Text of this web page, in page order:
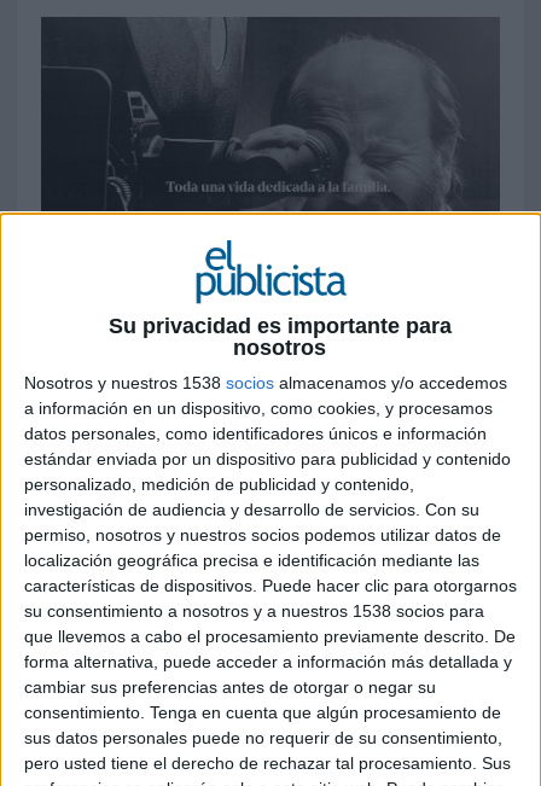
Su privacidad es importante para
nosotros
Nosotros y nuestros 1538 socios almacenamos y/o accedemos
a información en un dispositivo, como cookies, y procesamos
datos personales, como identificadores únicos e información
estándar enviada por un dispositivo para publicidad y contenido
personalizado, medición de publicidad y contenido,
investigación de audiencia y desarrollo de servicios. Con su
permiso, nosotros y nuestros socios podemos utilizar datos de
localización geográfica precisa e identificación mediante las
características de dispositivos. Puede hacer clic para otorgarnos
su consentimiento a nosotros y a nuestros 1538 socios para
que llevemos a cabo el procesamiento previamente descrito. De
forma alternativa, puede acceder a información más detallada y
cambiar sus preferencias antes de otorgar o negar su
consentimiento. Tenga en cuenta que algún procesamiento de
sus datos personales puede no requerir de su consentimiento,
pero usted tiene el derecho de rechazar tal procesamiento. Sus
17 DE FEBRERO DE 2021
El pasado 8 de febrero falleció Ricardo
Albiñana, fundador de la empresa
productoraAlbiñanay padre de Ramsés y
Ricardo Jr, actual CEO de la empresa
Sus hijos nos han remitido las siguientes palabras
de homenaje a su figura:
“Gran persona y gran profesional. ¿Qué esconden
estas palabras que se quedan tan cortas al hablar
de Ricardo?
Fue alguien siempre dispuesto a ayudar, siempre
con una broma lista para hacer reír, gran